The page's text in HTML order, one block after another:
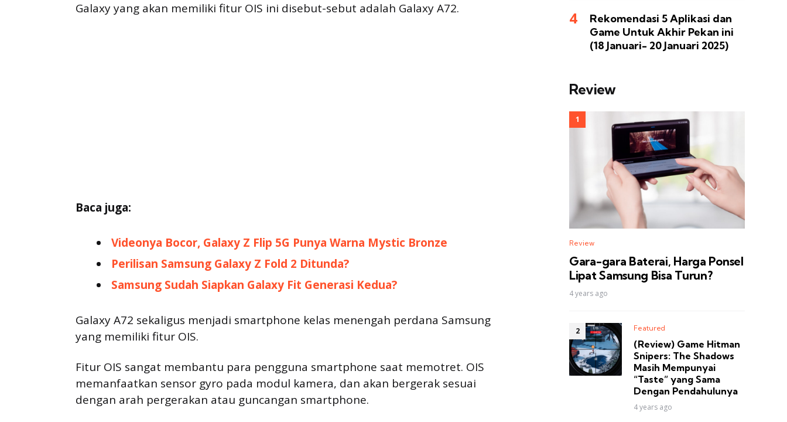
Galaxy yang akan memiliki fitur OIS ini disebut-sebut adalah Galaxy A72.
Baca juga:
Videonya Bocor, Galaxy Z Flip 5G Punya Warna Mystic Bronze
Perilisan Samsung Galaxy Z Fold 2 Ditunda?
Samsung Sudah Siapkan Galaxy Fit Generasi Kedua?
Galaxy A72 sekaligus menjadi smartphone kelas menengah perdana Samsung
yang memiliki fitur OIS.
Fitur OIS sangat membantu para pengguna smartphone saat memotret. OIS
memanfaatkan sensor gyro pada modul kamera, dan akan bergerak sesuai
dengan arah pergerakan atau guncangan smartphone.
Rekomendasi 5 Aplikasi dan
Game Untuk Akhir Pekan ini
(18 Januari- 20 Januari 2025)
Review
Review
Gara-gara Baterai, Harga Ponsel
Lipat Samsung Bisa Turun?
4 years ago
Featured
(Review) Game Hitman
Snipers: The Shadows
Masih Mempunyai
“Taste” yang Sama
Dengan Pendahulunya
4 years ago